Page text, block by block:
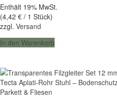
war:
19,64 €
ist:
17,68 €.
Enthält 19% MwSt.
(4,42 € / 1 Stück)
zzgl. Versand
In den Warenkorb